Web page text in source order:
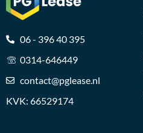
06 - 396 40 395
0314-646449
contact@pglease.nl
KVK: 66529174